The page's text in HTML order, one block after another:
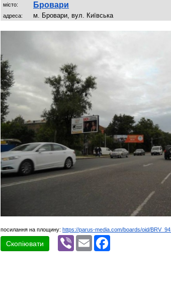
місто: Бровари
адреса: м. Бровари, вул. Київська
посилання на площину: https://parus-media.com/boards/oid/
Скопіювати
Viber Email